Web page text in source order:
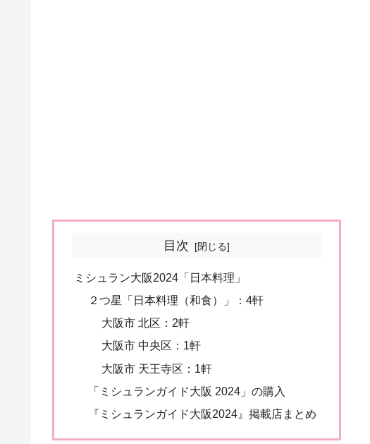
目次
ミシュラン大阪2024「日本料理」
２つ星「日本料理（和食）」：4軒
大阪市 北区：2軒
大阪市 中央区：1軒
大阪市 天王寺区：1軒
「ミシュランガイド大阪 2024」の購入
『ミシュランガイド大阪2024』掲載店まとめ